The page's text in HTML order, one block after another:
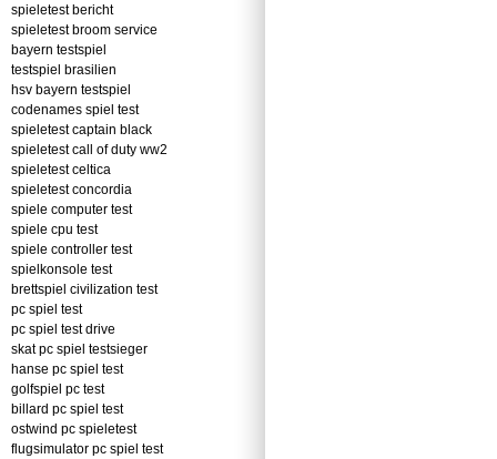
spieletest bericht
spieletest broom service
bayern testspiel
testspiel brasilien
hsv bayern testspiel
codenames spiel test
spieletest captain black
spieletest call of duty ww2
spieletest celtica
spieletest concordia
spiele computer test
spiele cpu test
spiele controller test
spielkonsole test
brettspiel civilization test
pc spiel test
pc spiel test drive
skat pc spiel testsieger
hanse pc spiel test
golfspiel pc test
billard pc spiel test
ostwind pc spieletest
flugsimulator pc spiel test